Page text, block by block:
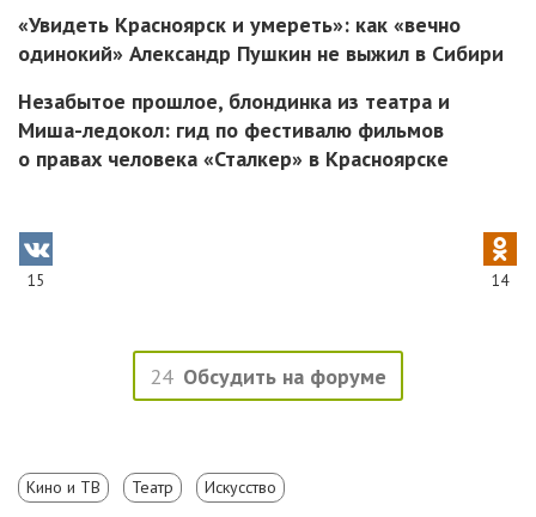
«Увидеть Красноярск и умереть»: как «вечно
одинокий» Александр Пушкин не выжил в Сибири
Незабытое прошлое, блондинка из театра и
Миша-ледокол: гид по фестивалю фильмов
о правах человека «Сталкер» в Красноярске
15 14
24 Обсудить на форуме
Кино и ТВ Театр Искусство